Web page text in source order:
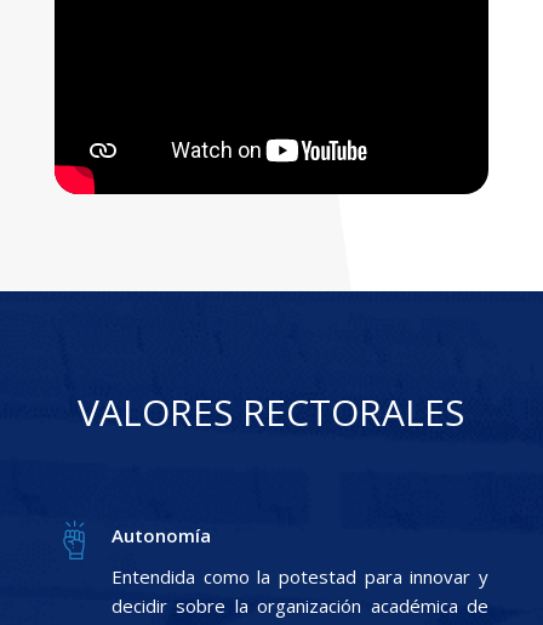
VALORES RECTORALES
Autonomía
Entendida como la potestad para innovar y
decidir sobre la organización académica de